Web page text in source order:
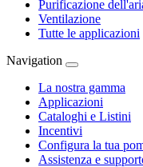
Purificazione
Ventilazione
Tutte le applicazioni
Navigation
La nostra gamma
Applicazioni
Cataloghi e Listini
Incentivi
Configura la tua
Assistenza e